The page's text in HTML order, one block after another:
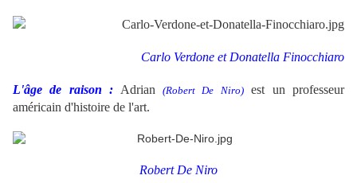
Carlo Verdone et Donatella Finocchiaro
L'âge de raison : Adrian(Robert De Niro)est un professeur
américain d'histoire de l'art.
Robert De Niro